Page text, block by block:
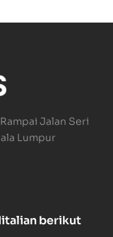
Jalan Seri
Lumpur
berikut